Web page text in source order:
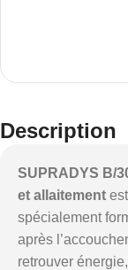
Description
SUPRADYS B/
et allaitement
spécialement
après
retrouver